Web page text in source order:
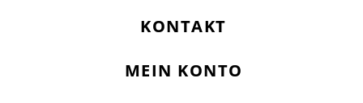
KONTAKT
MEIN KONTO